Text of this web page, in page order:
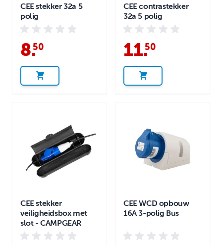
CEE stekker 32a 5
polig
8.
50
CEE contrastekker
32a 5 polig
11.
50
CEE stekker
veiligheidsbox met
slot - CAMPGEAR
CEE WCD opbouw
16A 3-polig Bus